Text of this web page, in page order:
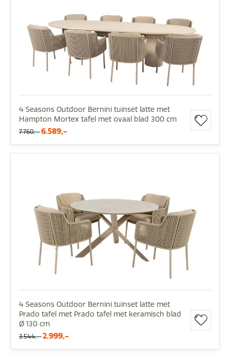
4 Seasons Outdoor Bernini tuinset latte met
Hampton Mortex tafel met ovaal blad 300 cm
7.760,- 6.589,-
4 Seasons Outdoor Bernini tuinset latte met
Prado tafel met Prado tafel met keramisch blad
Ø 130 cm
3.544,- 2.999,-